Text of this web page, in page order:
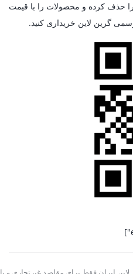
را حذف کرده و محصولات را با قیمت
گرین لاین خریداری کنید.